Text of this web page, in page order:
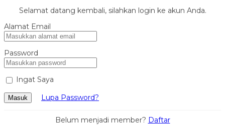
Selamat datang kembali, silahkan login ke akun Anda.
Alamat Email
Password
Ingat Saya
Masuk Lupa Password?
Belum menjadi member? Daftar